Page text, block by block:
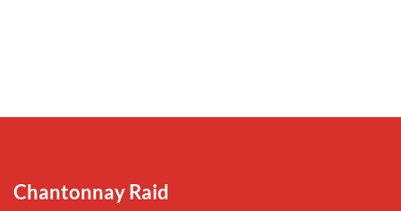
Chantonnay Raid